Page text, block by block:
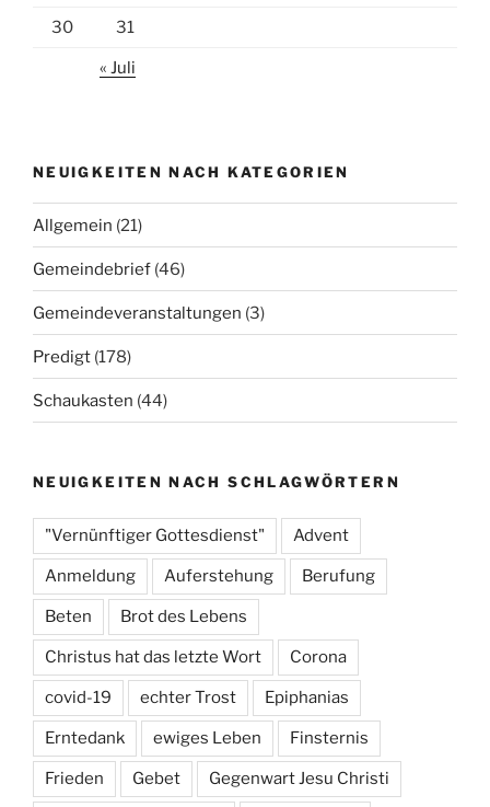
30 31
« Juli
NEUIGKEITEN NACH KATEGORIEN
Allgemein (21)
Gemeindebrief (46)
Gemeindeveranstaltungen (3)
Predigt (178)
Schaukasten (44)
NEUIGKEITEN NACH SCHLAGWÖRTERN
"Vernünftiger Gottesdienst" Advent
Anmeldung Auferstehung Berufung
Beten Brot des Lebens
Christus hat das letzte Wort Corona
covid-19 echter Trost Epiphanias
Erntedank ewiges Leben Finsternis
Frieden Gebet Gegenwart Jesu Christi